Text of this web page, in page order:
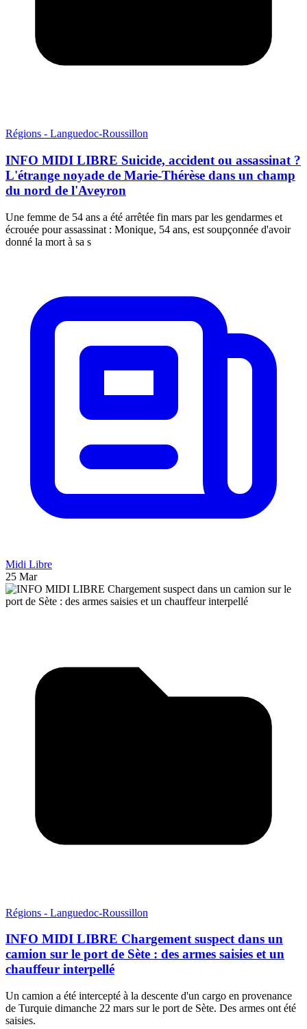
Régions - Languedoc-Roussillon
INFO MIDI LIBRE Suicide, accident ou assassinat ?
L'étrange noyade de Marie-Thérèse dans un champ
du nord de l'Aveyron
Une femme de 54 ans a été arrêtée fin mars par les gendarmes et
écrouée pour assassinat : Monique, 54 ans, est soupçonnée d'avoir
donné la mort à sa s
Midi Libre
25 Mar
Régions - Languedoc-Roussillon
INFO MIDI LIBRE Chargement suspect dans un
camion sur le port de Sète : des armes saisies et un
chauffeur interpellé
Un camion a été intercepté à la descente d'un cargo en provenance
de Turquie dimanche 22 mars sur le port de Sète. Des armes ont été
saisies.